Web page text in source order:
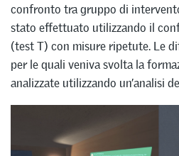
confronto tra gruppo di
stato effettuato utilizzando il
(test T) con misure ripetute. Le
per le quali veniva svolta la
analizzate utilizzando un’analisi